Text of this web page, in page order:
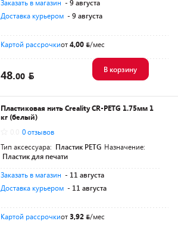
Заказать в магазин - 9 августа
Доставка курьером - 9 августа
Картой рассрочкиот4,00 /мес
48.00
В корзину
Пластиковая нить Creality CR-PETG 1.75мм 1
кг (белый)
0 отзывов
Тип аксессуара: Пластик PETG Назначение:
Пластик для печати
Заказать в магазин - 11 августа
Доставка курьером - 11 августа
Картой рассрочкиот3,92 /мес